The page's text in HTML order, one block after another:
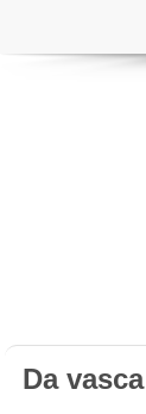
Da